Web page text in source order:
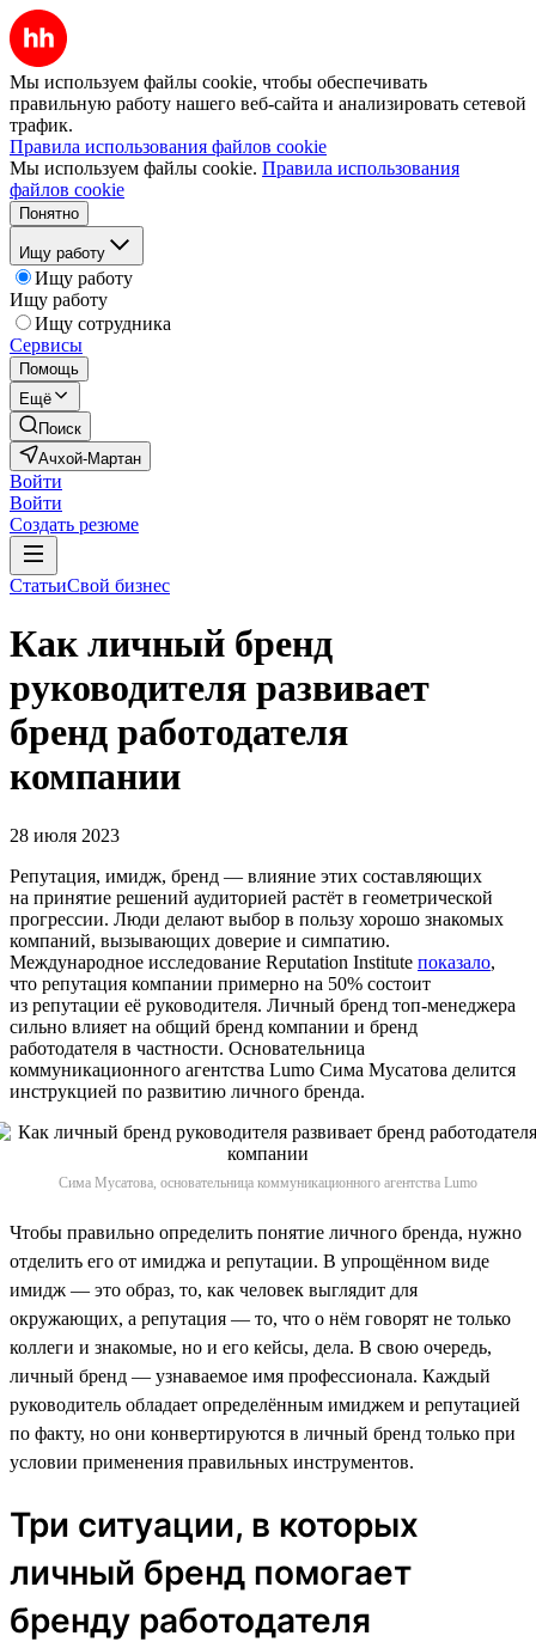
Мы используем файлы cookie, чтобы обеспечивать
правильную работу нашего веб-сайта и анализировать сетевой
трафик.
Правила использования файлов cookie
Мы используем файлы cookie. Правила использования
файлов cookie
Понятно
Ищу работу
Ищу работу
Ищу работу
Ищу сотрудника
Сервисы
Помощь
Ещё
Поиск
Ачхой-Мартан
Войти
Войти
Создать резюме
СтатьиСвой бизнес
Как личный бренд
руководителя развивает
бренд работодателя
компании
28 июля 2023
Репутация, имидж, бренд — влияние этих составляющих
на принятие решений аудиторией растёт в геометрической
прогрессии. Люди делают выбор в пользу хорошо знакомых
компаний, вызывающих доверие и симпатию.
Международное исследование Reputation Institute показало,
что репутация компании примерно на 50% состоит
из репутации её руководителя. Личный бренд топ-менеджера
сильно влияет на общий бренд компании и бренд
работодателя в частности. Основательница
коммуникационного агентства Lumo Сима Мусатова делится
инструкцией по развитию личного бренда.
Сима Мусатова, основательница коммуникационного агентства Lumo
Чтобы правильно определить понятие личного бренда, нужно
отделить его от имиджа и репутации. В упрощённом виде
имидж — это образ, то, как человек выглядит для
окружающих, а репутация — то, что о нём говорят не только
коллеги и знакомые, но и его кейсы, дела. В свою очередь,
личный бренд — узнаваемое имя профессионала. Каждый
руководитель обладает определённым имиджем и репутацией
по факту, но они конвертируются в личный бренд только при
условии применения правильных инструментов.
Три ситуации, в которых
личный бренд помогает
бренду работодателя